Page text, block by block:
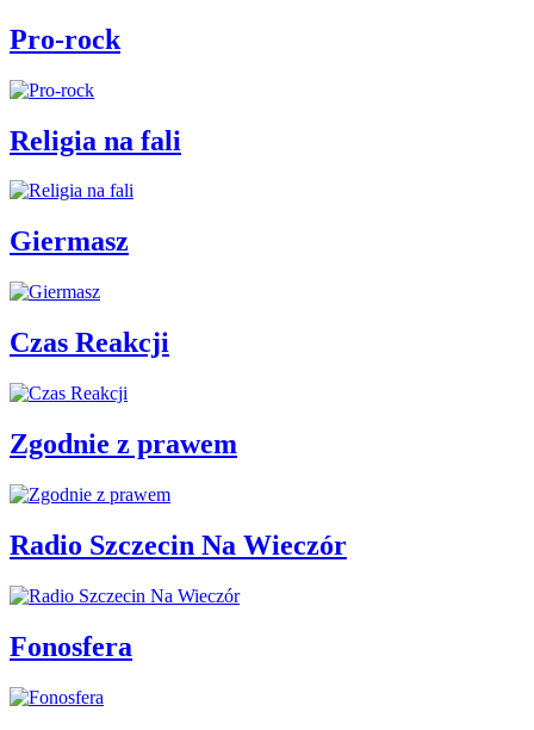
Pro-rock
Religia na fali
Giermasz
Czas Reakcji
Zgodnie z prawem
Radio Szczecin Na Wieczór
Fonosfera